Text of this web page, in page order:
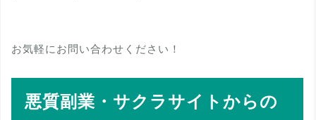
お気軽にお問い合わせください！
悪質副業・サクラサイトからの